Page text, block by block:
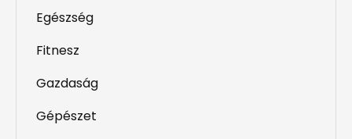
Egészség
Fitnesz
Gazdaság
Gépészet